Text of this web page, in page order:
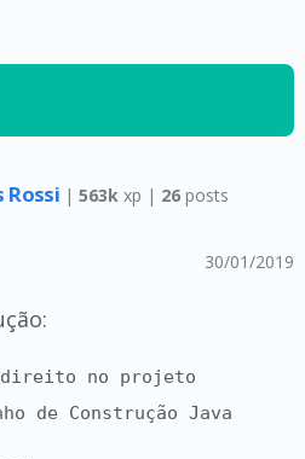
Rossi | 563k xp | 26posts
30/01/2019
direito no projeto
de Construção Java